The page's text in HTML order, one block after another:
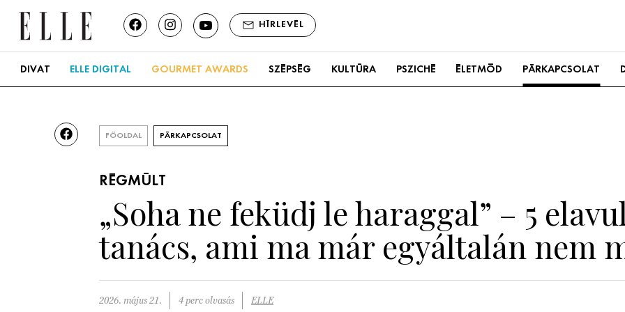
HÍRLEVÉL
DIVAT ELLE DIGITAL GOURMET AWARDS SZÉPSÉG KULTÚRA PSZICHÉ ÉLETMÓD PÁRKAPCSOLAT
FŐOLDAL PÁRKAPCSOLAT
RÉGMÚLT
„Soha ne feküdj le haraggal” – 5
tanács, ami ma már egyáltalán nem
2026. május 21. 4 perc olvasás ELLE